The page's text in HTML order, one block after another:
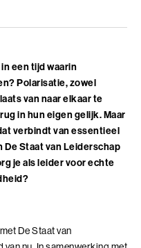
een tijd waarin
Polarisatie, zowel
van naar elkaar te
in hun eigen gelijk. Maar
verbindt van essentieel
Staat van Leiderschap
je als leider voor echte
De Staat van